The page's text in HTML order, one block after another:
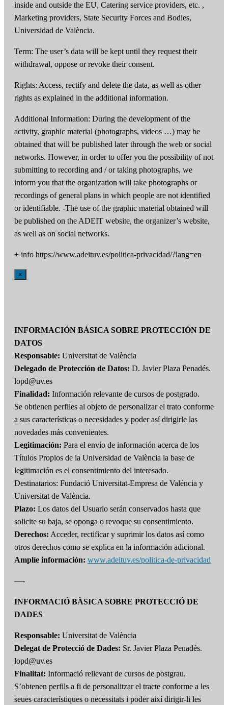
inside and outside the EU, Catering service providers, etc. ,
Marketing providers, State Security Forces and Bodies,
Universidad de València.
Term: The user’s data will be kept until they request their
withdrawal, oppose or revoke their consent.
Rights: Access, rectify and delete the data, as well as other
rights as explained in the additional information.
Additional Information: During the development of the
activity, graphic material (photographs, videos …) may be
obtained that will be published later through the web or social
networks. However, in order to offer you the possibility of not
submitting to recording and / or taking photographs, we
inform you that the organization will take photographs or
recordings of general plans in which people are not identified
or identifiable. -The use of the graphic material obtained will
be published on the ADEIT website, the organizer’s website,
as well as on social networks.
+ info https://www.adeituv.es/politica-privacidad/?lang=en
×
INFORMACIÓN BÁSICA SOBRE PROTECCIÓN DE
DATOS
Responsable: Universitat de València
Delegado de Protección de Datos: D. Javier Plaza Penadés.
lopd@uv.es
Finalidad: Información relevante de cursos de postgrado.
Se obtienen perfiles al objeto de personalizar el trato conforme
a sus características o necesidades y poder así dirigirle las
novedades más convenientes.
Legitimación: Para el envío de información acerca de los
Títulos Propios de la Universidad de València la base de
legitimación es el consentimiento del interesado.
Destinatarios: Fundació Universitat-Empresa de Valéncia y
Universitat de València.
Plazo: Los datos del Usuario serán conservados hasta que
solicite su baja, se oponga o revoque su consentimiento.
Derechos: Acceder, rectificar y suprimir los datos así como
otros derechos como se explica en la información adicional.
Amplíe información: www.adeituv.es/politica-de-privacidad
—-
INFORMACIÓ BÀSICA SOBRE PROTECCIÓ DE
DADES
Responsable: Universitat de València
Delegat de Protecció de Dades: Sr. Javier Plaza Penadés.
lopd@uv.es
Finalitat: Informació rellevant de cursos de postgrau.
S’obtenen perfils a fi de personalitzar el tracte conforme a les
seues característiques o necessitats i poder així dirigir-li les